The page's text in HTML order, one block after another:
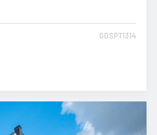
GDSPT1314